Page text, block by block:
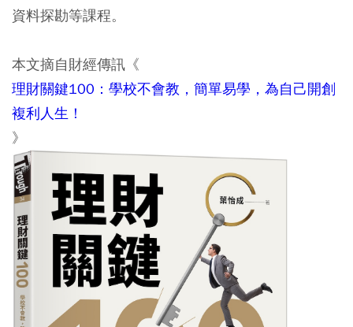
資料探勘等課程。
本文摘自財經傳訊《
理財關鍵100：學校不會教，簡單易學，為自己開創
複利人生！
》